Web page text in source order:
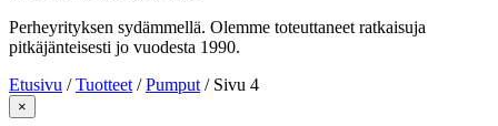
Perheyrityksen sydämmellä. Olemme toteuttaneet ratkaisuja
pitkäjänteisesti jo vuodesta 1990.
Etusivu /Tuotteet /Pumput / Sivu 4
×